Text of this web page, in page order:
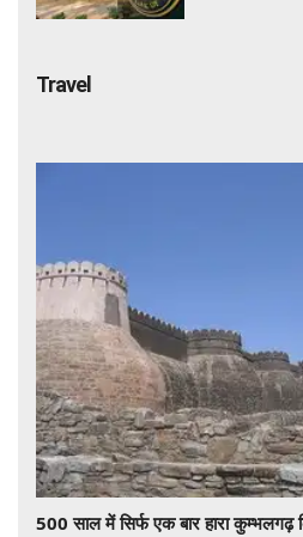
Travel
500 साल में सिर्फ एक बार हारा कुम्भलगढ़